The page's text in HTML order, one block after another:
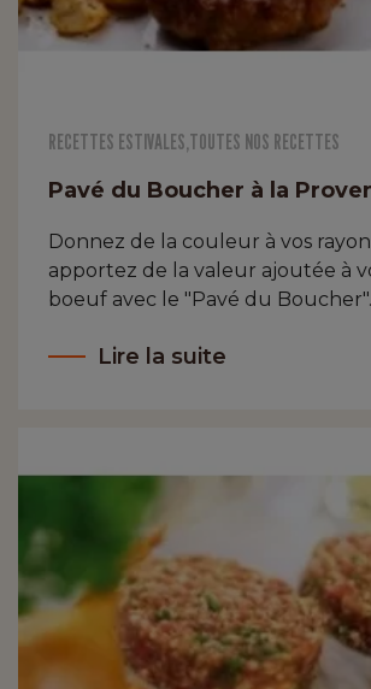
RECETTES ESTIVALES TOUTES NOS RECETTES
Pavé du Boucher à la
Donnez de la couleur à vos
apportez de la valeur ajoutée à
boeuf avec le "Pavé du Boucher".
Lire la suite